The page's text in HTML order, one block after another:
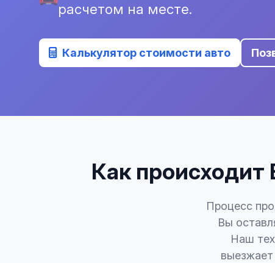
расчетом на месте.
Калькулятор стоимости авто
Как происходит
Процесс
Вы
Наш